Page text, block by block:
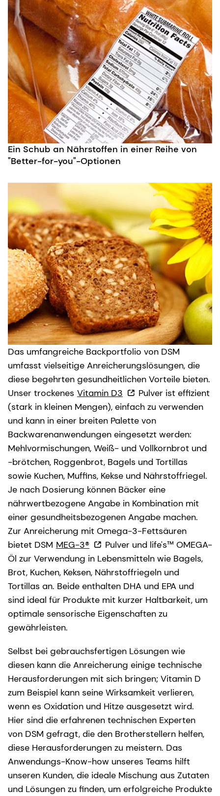
Ein Schub an Nährstoffen in einer Reihe von
"Better-for-you"-Optionen
Das umfangreiche Backportfolio von DSM
umfasst vielseitige Anreicherungslösungen, die
diese begehrten gesundheitlichen Vorteile bieten.
Unser trockenes Vitamin D3
Pulver ist effizient
(stark in kleinen Mengen), einfach zu verwenden
und kann in einer breiten Palette von
Backwarenanwendungen eingesetzt werden:
Mehlvormischungen, Weiß- und Vollkornbrot und
-brötchen, Roggenbrot, Bagels und Tortillas
sowie Kuchen, Muffins, Kekse und Nährstoffriegel.
Je nach Dosierung können Bäcker eine
nährwertbezogene Angabe in Kombination mit
einer gesundheitsbezogenen Angabe machen.
Zur Anreicherung mit Omega-3-Fettsäuren
bietet DSM MEG-3®
Pulver und life's™ OMEGA-
Öl zur Verwendung in Lebensmitteln wie Bagels,
Brot, Kuchen, Keksen, Nährstoffriegeln und
Tortillas an. Beide enthalten DHA und EPA und
sind ideal für Produkte mit kurzer Haltbarkeit, um
optimale sensorische Eigenschaften zu
gewährleisten.
Selbst bei gebrauchsfertigen Lösungen wie
diesen kann die Anreicherung einige technische
Herausforderungen mit sich bringen; Vitamin D
zum Beispiel kann seine Wirksamkeit verlieren,
wenn es Oxidation und Hitze ausgesetzt wird.
Hier sind die erfahrenen technischen Experten
von DSM gefragt, die den Brotherstellern helfen,
diese Herausforderungen zu meistern. Das
Anwendungs-Know-how unseres Teams hilft
unseren Kunden, die ideale Mischung aus Zutaten
und Lösungen zu finden, um erfolgreiche Produkte